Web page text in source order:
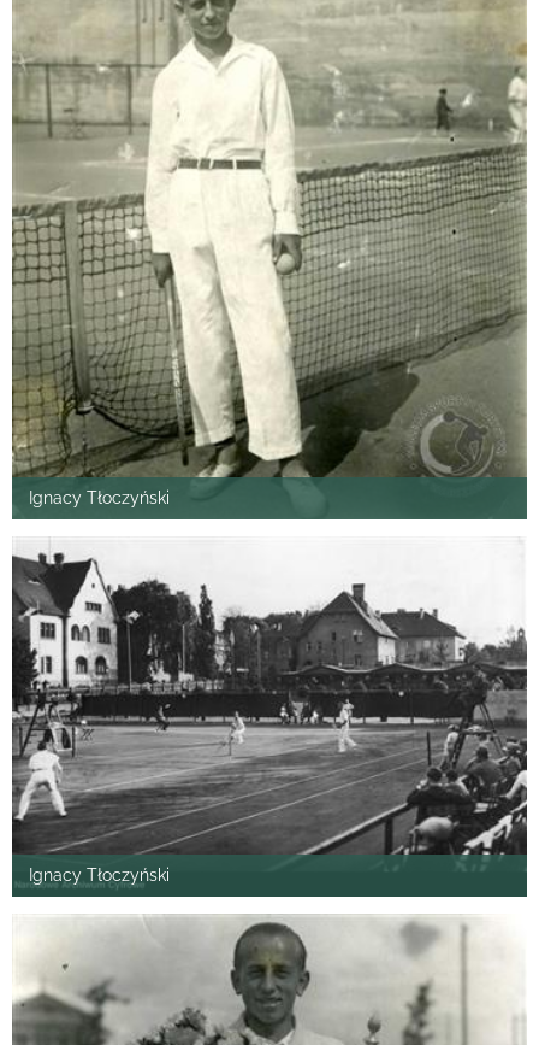
Ignacy Tłoczyński
Ignacy Tłoczyński